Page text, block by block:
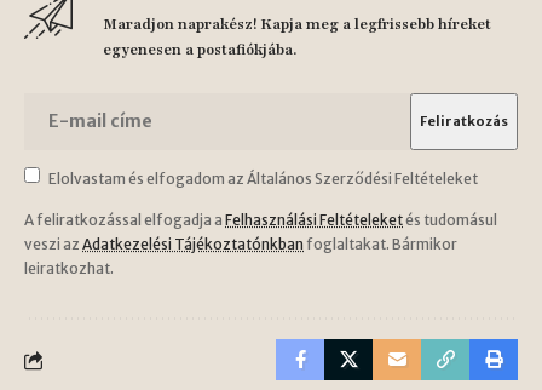
Maradjon naprakész! Kapja meg a legfrissebb híreket
egyenesen a postafiókjába.
Elolvastam és elfogadom az Általános Szerződési Feltételeket
A feliratkozással elfogadja a Felhasználási Feltételeketés tudomásul
veszi az Adatkezelési Tájékoztatónkban foglaltakat. Bármikor
leiratkozhat.